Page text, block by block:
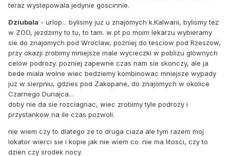
teraz wystepowala jedynie goscinnie.
Dziubala - urlop... bylismy juz u znajomych k.Kalwarii, bylismy tez
w ZOO, jezdzimy to tu, to tam. w pt po moim lekarzu wybieramy
sie do znajomych pod Wroclaw, pozniej do tesciow pod Rzeszow,
przy okazji zrobimy mniejsze male wycieczki w poblizu glownych
celow podrozy. pozniej zapewne czas nam sie skonczy, ale ja
bede miala wolne wiec bedziemy kombinowac mniejsze wypady
juz w sierpniu, gdzies pod Zakopane, do znajomych w okolice
Czarnego Dunajca...
doby nie da sie rozciagnac, wiec zrobimy tyle podrozy i
przystankow na ile czas pozwoli.
nie wiem czy to dlatego ze to druga ciaza ale tym razem moj
lokator wierci sie i kopie jak nie wiem co. nie ma litosci, czy to
dzien czy srodek nocy.